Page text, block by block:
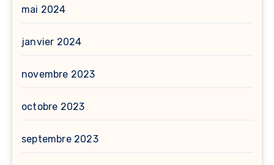
mai 2024
janvier 2024
novembre 2023
octobre 2023
septembre 2023